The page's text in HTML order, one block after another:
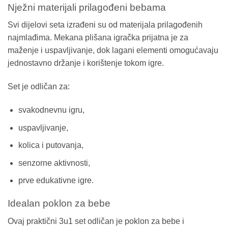
Nježni materijali prilagođeni bebama
Svi dijelovi seta izrađeni su od materijala prilagođenih
najmlađima. Mekana plišana igračka prijatna je za
maženje i uspavljivanje, dok lagani elementi omogućavaju
jednostavno držanje i korištenje tokom igre.
Set je odličan za:
svakodnevnu igru,
uspavljivanje,
kolica i putovanja,
senzorne aktivnosti,
prve edukativne igre.
Idealan poklon za bebe
Ovaj praktični 3u1 set odličan je poklon za bebe i